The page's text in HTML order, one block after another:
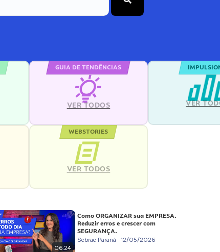
GUIA DE TENDÊNCIAS
VER TODOS VER
WEBSTORIES
VER TODOS
06:24
Como ORGANIZAR sua EMPRESA.
Reduzir erros e crescer com
SEGURANÇA.
Sebrae Paraná 12/05/2026